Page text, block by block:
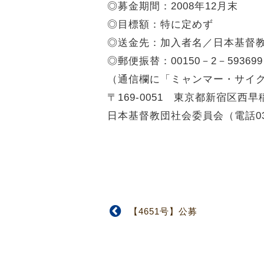
◎募金期間：2008年12月末
◎目標額：特に定めず
◎送金先：加入者名／日本基督
◎郵便振替：00150－2－593699
（通信欄に「ミャンマー・サイ
〒169-0051 東京都新宿区西早
日本基督教団社会委員会（電話
【4651号】公募